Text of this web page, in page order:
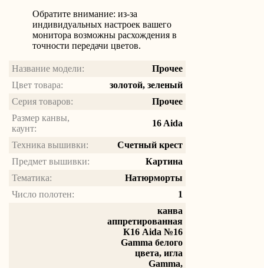
Обратите внимание: из-за
индивидуальных настроек вашего
монитора возможны расхождения в
точности передачи цветов.
Название модели:
Прочее
Цвет товара:
золотой, зеленый
Серия товаров:
Прочее
Размер канвы,
каунт:
16 Aida
Техника вышивки:
Счетный крест
Предмет вышивки:
Картина
Тематика:
Натюрморты
Число полотен:
1
канва
аппретированная
К16 Aida №16
Gamma белого
цвета, игла
Gamma,